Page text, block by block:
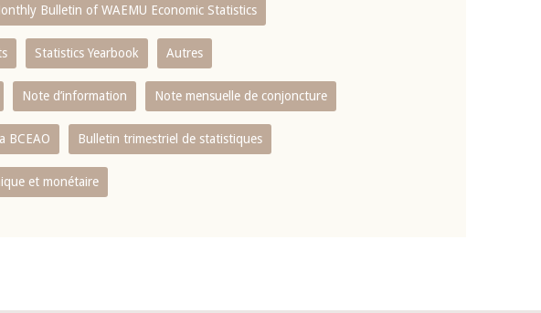
Bulletin of WAEMU Economic Statistics
Statistics Yearbook Autres
Note d’information Note mensuelle de conjoncture
BCEAO Bulletin trimestriel de statistiques
et monétaire